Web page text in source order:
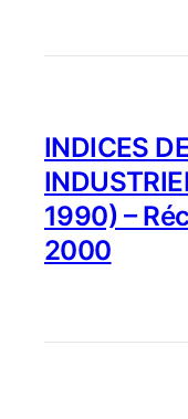
INDICES
1990) –
2000